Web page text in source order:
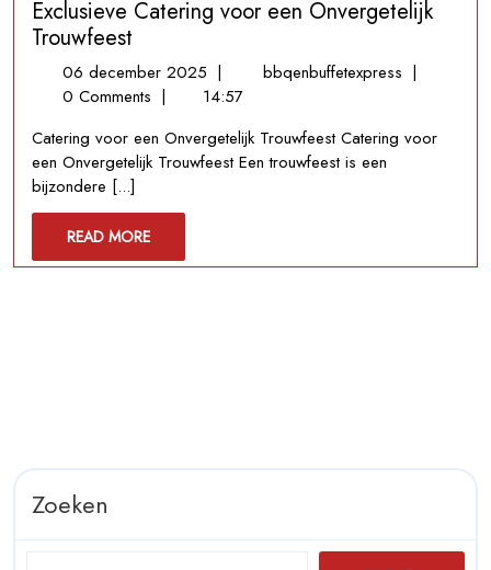
Exclusieve Catering voor een Onvergetelijk
Trouwfeest
06 december 2025 06
december
| bbqenbuffetexpress Exclusieve
een
|
0 Comments |
14:57
Catering voor een Onvergetelijk Trouwfeest Catering voor
een Onvergetelijk Trouwfeest Een trouwfeest is een
bijzondere [...]
READ MOREREAD
MORE
Zoeken